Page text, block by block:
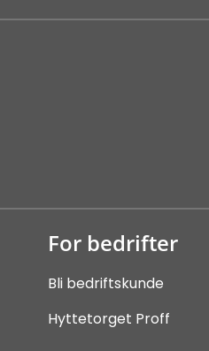
For bedrifter
Bli bedriftskunde
Hyttetorget Proff